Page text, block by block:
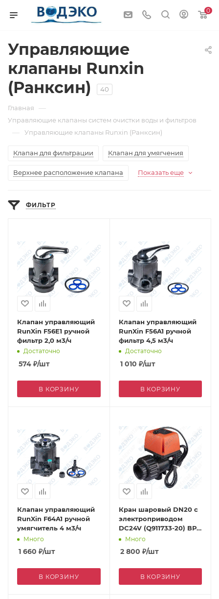
0
Управляющие
клапаны Runxin
(Ранксин)
40
Главная —
Управляющие клапаны систем очистки воды и фильтров
— Управляющие клапаны Runxin (Ранксин)
Клапан для фильтрации Клапан для умягчения
Верхнее расположение клапана Показать еще
ФИЛЬТР
Клапан управляющий
RunXin F56E1 ручной
фильтр 2,0 м3/ч
Достаточно
574 ₽/шт
В КОРЗИНУ
Клапан управляющий
RunXin F56A1 ручной
фильтр 4,5 м3/ч
Достаточно
1 010 ₽/шт
В КОРЗИНУ
Клапан управляющий
RunXin F64A1 ручной
умягчитель 4 м3/ч
Много
1 660 ₽/шт
В КОРЗИНУ
Кран шаровый DN20 с
электроприводом
DC24V (Q911733-20) ВР
3/4"Много
2 800 ₽/шт
В КОРЗИНУ